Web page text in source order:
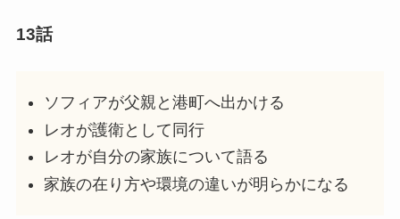
13話
ソフィアが父親と港町へ出かける
レオが護衛として同行
レオが自分の家族について語る
家族の在り方や環境の違いが明らかになる